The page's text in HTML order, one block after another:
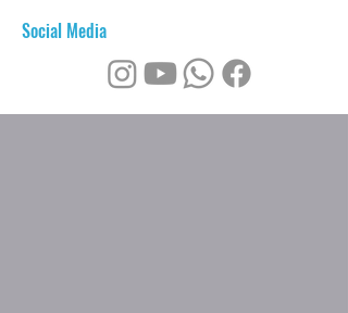
Social Media